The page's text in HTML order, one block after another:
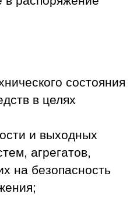
состояния
в целях
и выходных
агрегатов,
на безопасность